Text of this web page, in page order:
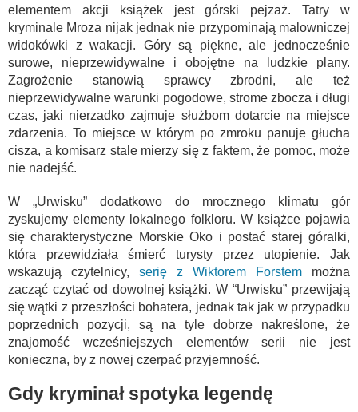
elementem akcji książek jest górski pejzaż. Tatry w
kryminale Mroza nijak jednak nie przypominają malowniczej
widokówki z wakacji. Góry są piękne, ale jednocześnie
surowe, nieprzewidywalne i obojętne na ludzkie plany.
Zagrożenie stanowią sprawcy zbrodni, ale też
nieprzewidywalne warunki pogodowe, strome zbocza i długi
czas, jaki nierzadko zajmuje służbom dotarcie na miejsce
zdarzenia. To miejsce w którym po zmroku panuje głucha
cisza, a komisarz stale mierzy się z faktem, że pomoc, może
nie nadejść.
W „Urwisku” dodatkowo do mrocznego klimatu gór
zyskujemy elementy lokalnego folkloru. W książce pojawia
się charakterystyczne Morskie Oko i postać starej góralki,
która przewidziała śmierć turysty przez utopienie. Jak
wskazują czytelnicy, serię z Wiktorem Forstem można
zacząć czytać od dowolnej książki. W “Urwisku” przewijają
się wątki z przeszłości bohatera, jednak tak jak w przypadku
poprzednich pozycji, są na tyle dobrze nakreślone, że
znajomość wcześniejszych elementów serii nie jest
konieczna, by z nowej czerpać przyjemność.
Gdy kryminał spotyka legendę